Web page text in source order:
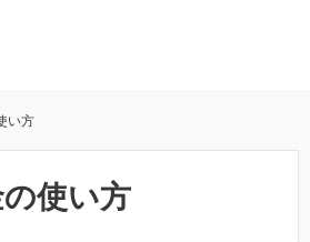
い方
使い方